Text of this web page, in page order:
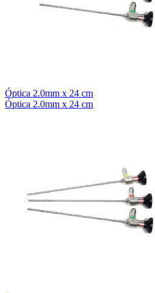
Óptica 2.0mm x 24 cm
Óptica 2.0mm x 24 cm